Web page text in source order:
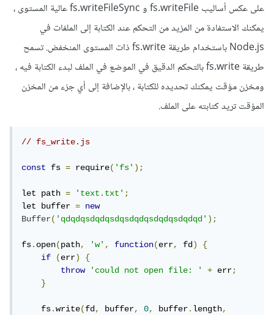
على عكس أساليب fs.writeFile و fs.writeFileSync عالية المستوى ،
يمكنك الاستفادة من المزيد من التحكم عند الكتابة إلى الملفات في
Node.js باستخدام طريقة fs.write ذات المستوى المنخفض. تسمح
طريقة fs.write بالتحكم الدقيق في الموضع في الملف لبدء الكتابة فيه ،
ومخزن مؤقت يمكنك تحديده للكتابة ، بالإضافة إلى أي جزء من المخزن
المؤقت تريد كتابته على الملف.
// fs_write.js
const fs = require('fs');
let path = 'text.txt';
let buffer =
new
Buffer('qdqdqsdqdqsdqsdqdqsdqdqsdqdqd');
fs.open(path, 'w', function(err, fd)
{
if
(err)
{
throw
'could not open file: ' + err;
}
    fs
.write(fd, buffer, 0, buffer.length,